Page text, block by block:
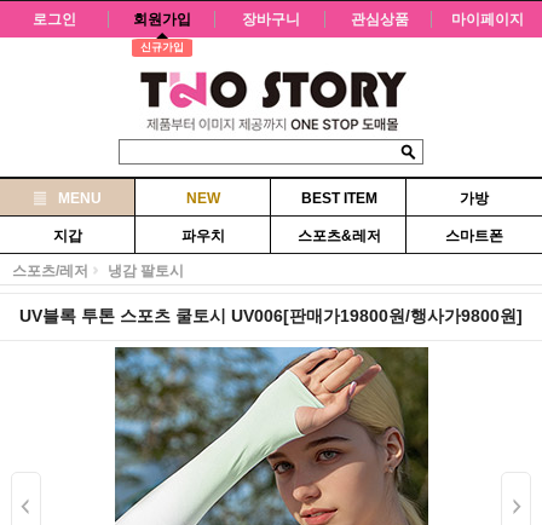
로그인 회원가입
신규가입
장바구니 관심상품 마이페이지
MENU NEW BEST ITEM 가방
지갑 파우치 스포츠&레저 스마트폰
스포츠/레저 냉감 팔토시
UV블록 투톤 스포츠 쿨토시 UV006[판매가19800원/행사가9800원]